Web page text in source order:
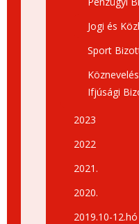
Jogi és
Sport
Ifjúsági
2023
2022
2021.
2020.
2019.10-12.hó